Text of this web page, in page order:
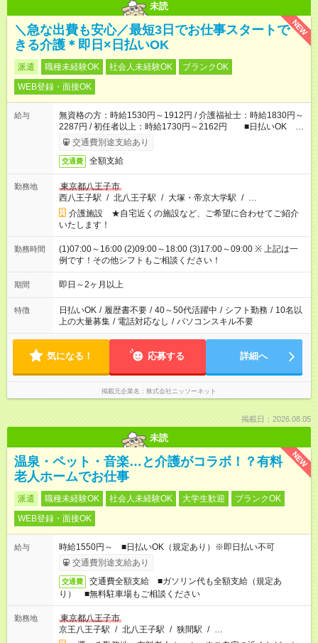
未読
NEW
＼急な出費も安心／最短3日でお仕事スタートで
きる介護＊即日×日払いOK
派遣 職種未経験OK 社会人未経験OK
ブランクOK
WEB登録・面接OK
給与
無資格の方：時給1530円～1912円 / 介護福祉士：時給1830円～
2287円 / 初任者以上：時給1730円～2162円 ■日払いOK ■
日収例：1万2240円（時給1530円×8h）
交通費別途支給あり
交通費 全額支給
勤務地
東京都八王子市
西八王子駅 / 北八王子駅 / 大塚・帝京大学駅 / …
介護施設 ★自宅近くの施設など、ご希望に合わせてご紹介
いたします！
勤務時間
(1)07:00～16:00 (2)09:00～18:00 (3)17:00～09:00 ※ 上記は一
例です！その他シフトもご相談ください！
期間 即日～2ヶ月以上
特徴 日払いOK / 履歴書不要 / 40～50代活躍中 / シフト勤務 / 10名以
上の大量募集 / 電話対応なし / パソコンスキル不要
気になる！ 応募する 詳細へ
掲載元企業名 株式会社ニッソーネット
掲載日：2026.08.05
未読
NEW
温泉・ペット・音楽…と介護がコラボ！？有料
老人ホームでお仕事
派遣 職種未経験OK 社会人未経験OK 大学生歓迎
ブランクOK
WEB登録・面接OK
給与
時給1550円～ ■日払いOK（規定あり）※即日払い不可
交通費別途支給あり
交通費
交通費全額支給 ■ガソリン代も全額支給（規定あ
り） ■無料駐車場もご相談ください
勤務地
東京都八王子市
京王八王子駅 / 北八王子駅 / 狭間駅 / …